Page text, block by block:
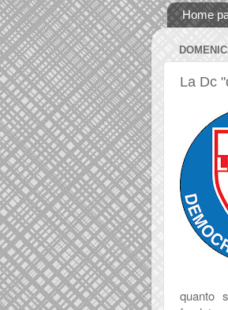
Home
La Dc
quanto